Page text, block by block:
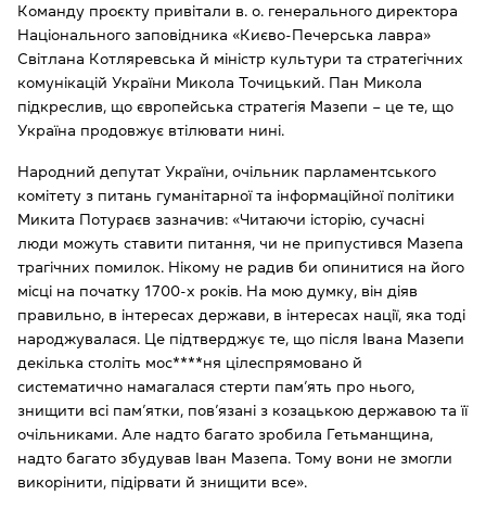
Команду проєкту привітали в. о. генерального директора
Національного заповідника «Києво-Печерська лавра»
Світлана Котляревська й міністр культури та стратегічних
комунікацій України Микола Точицький. Пан Микола
підкреслив, що європейська стратегія Мазепи – це те, що
Україна продовжує втілювати нині.
Народний депутат України, очільник парламентського
комітету з питань гуманітарної та інформаційної політики
Микита Потураєв зазначив: «Читаючи історію, сучасні
люди можуть ставити питання, чи не припустився Мазепа
трагічних помилок. Нікому не радив би опинитися на його
місці на початку 1700-х років. На мою думку, він діяв
правильно, в інтересах держави, в інтересах нації, яка тоді
народжувалася. Це підтверджує те, що після Івана Мазепи
декілька століть мос****ня цілеспрямовано й
систематично намагалася стерти пам’ять про нього,
знищити всі пам’ятки, пов’язані з козацькою державою та її
очільниками. Але надто багато зробила Гетьманщина,
надто багато збудував Іван Мазепа. Тому вони не змогли
викорінити, підірвати й знищити все».